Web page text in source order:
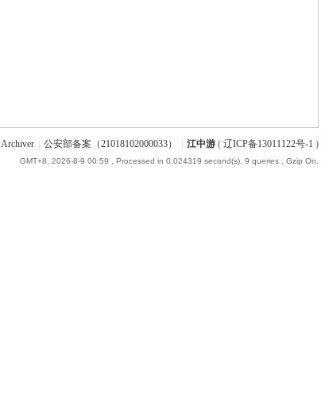
Archiver 公安部备案（21018102000033） 江中游( 辽ICP备13011122号-1 )
GMT+8, 2026-8-9 00:59 , Processed in 0.024319 second(s), 9 queries , Gzip On.